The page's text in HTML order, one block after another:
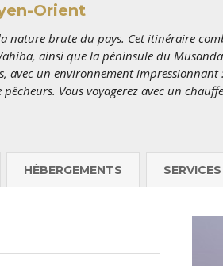
Orient
nature brute du pays. Cet itinéraire
ainsi que la péninsule du
avec un environnement impressionnant
Vous voyagerez avec un
HÉBERGEMENTS